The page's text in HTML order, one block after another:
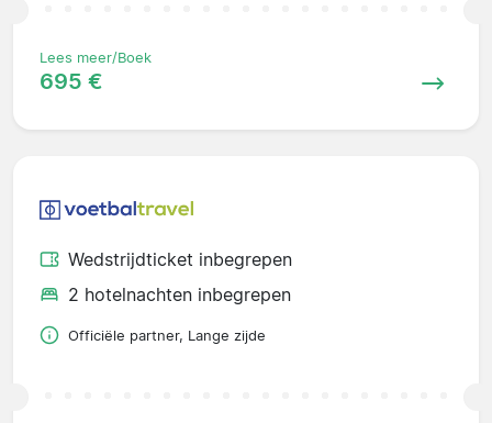
Lees meer/Boek
695 €
Wedstrijdticket inbegrepen
2 hotelnachten inbegrepen
Officiële partner, Lange zijde